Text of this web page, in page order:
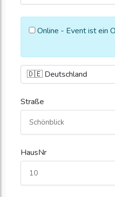
Online - Event ist ein
Straße
HausNr